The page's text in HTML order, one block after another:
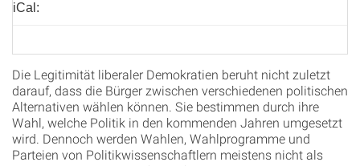
iCal:
Die Legitimität liberaler Demokratien beruht nicht zuletzt
darauf, dass die Bürger zwischen verschiedenen politischen
Alternativen wählen können. Sie bestimmen durch ihre
Wahl, welche Politik in den kommenden Jahren umgesetzt
wird. Dennoch werden Wahlen, Wahlprogramme und
Parteien von Politikwissenschaftlern meistens nicht als